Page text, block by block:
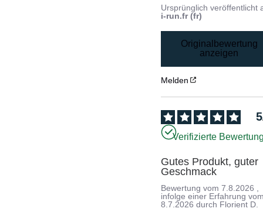
Ursprünglich veröffentlicht
i-run.fr (fr)
Originalbewertung
anzeigen
Melden
5
Verifizierte
Gutes Produkt, guter
Geschmack
Bewertung vom7.8.2026
infolge einer Erfahrung
8.7.2026 durch Florient D.